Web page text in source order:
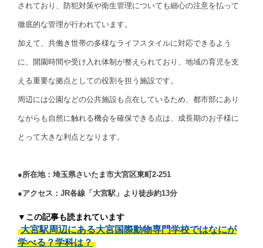
されており、防犯対策や衛生管理についても細心の注意を払って
徹底的な管理が行われています。
加えて、共働き世帯の多様なライフスタイルに対応できるよう
に、開園時間や受け入れ体制が整えられており、地域の育児を支
える重要な拠点としての役割を担う施設です。
周辺には公園などの公共施設も点在しているため、都市部にあり
ながらも自然に触れる機会を確保できる点は、成長期のお子様に
とって大きな利点となります。
●所在地：埼玉県さいたま市大宮区東町2-251
●アクセス：JR各線「大宮駅」より徒歩約13分
▼この記事も読まれています
大宮駅周辺にある大宮国際動物専門学校ではなにが
学べる？学科は？